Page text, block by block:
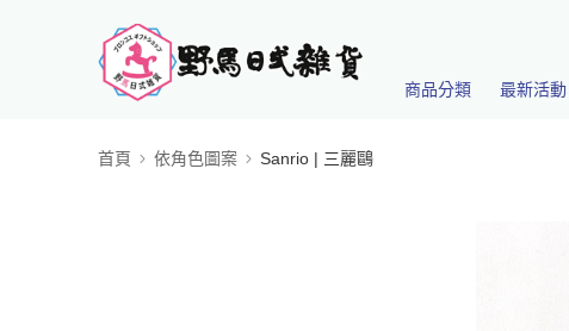
商品分類 最新活動
首頁 依角色圖案 Sanrio | 三麗鷗